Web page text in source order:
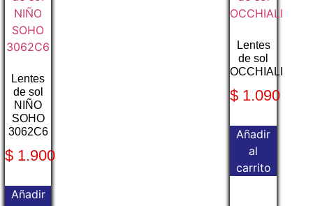
Lentes
de sol
NIÑO
SOHO
3062C6
$1.900
Añadir
Lentes
de sol
OCCHIALI
$ 1.090
Añadir
al
carrito